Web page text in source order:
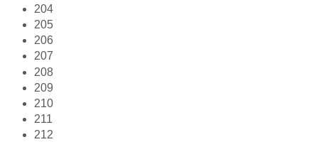
204
205
206
207
208
209
210
211
212